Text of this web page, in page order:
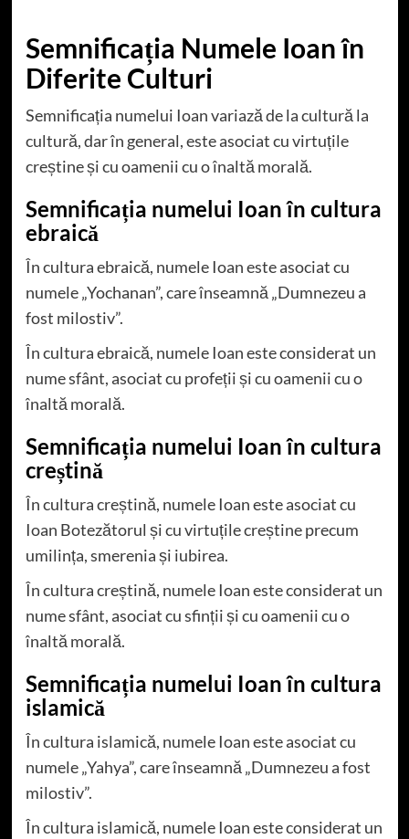
Semnificația Numele Ioan în
Diferite Culturi
Semnificația numelui Ioan variază de la cultură la
cultură, dar în general, este asociat cu virtuțile
creștine și cu oamenii cu o înaltă morală.
Semnificația numelui Ioan în cultura
ebraică
În cultura ebraică, numele Ioan este asociat cu
numele „Yochanan”, care înseamnă „Dumnezeu a
fost milostiv”.
În cultura ebraică, numele Ioan este considerat un
nume sfânt, asociat cu profeții și cu oamenii cu o
înaltă morală.
Semnificația numelui Ioan în cultura
creștină
În cultura creștină, numele Ioan este asociat cu
Ioan Botezătorul și cu virtuțile creștine precum
umilința, smerenia și iubirea.
În cultura creștină, numele Ioan este considerat un
nume sfânt, asociat cu sfinții și cu oamenii cu o
înaltă morală.
Semnificația numelui Ioan în cultura
islamică
În cultura islamică, numele Ioan este asociat cu
numele „Yahya”, care înseamnă „Dumnezeu a fost
milostiv”.
În cultura islamică, numele Ioan este considerat un